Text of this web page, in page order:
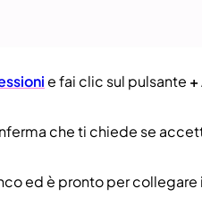
e fai clic sul pulsante
che ti chiede se
ed è pronto per collegare